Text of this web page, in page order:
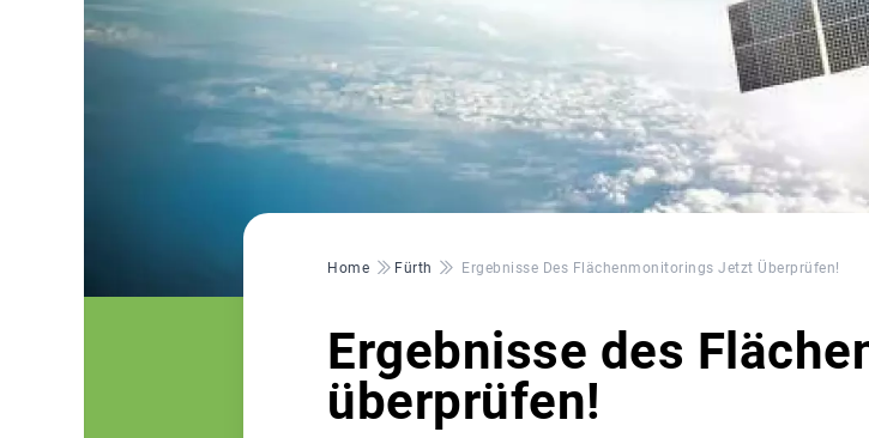
Pfadnavigation
Home Fürth Ergebnisse Des Flächenmonitorings Jetzt Überprüfen!
Ergebnisse des
überprüfen!